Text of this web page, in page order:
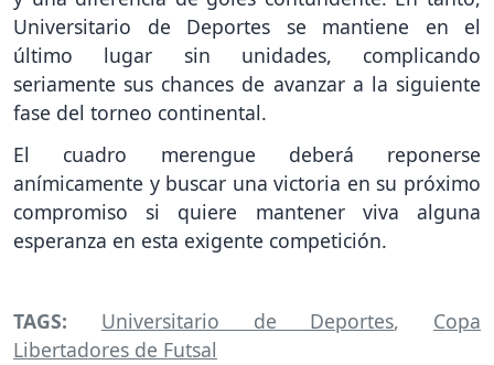
Universitario de Deportes se mantiene en el
último lugar sin unidades, complicando
seriamente sus chances de avanzar a la siguiente
fase del torneo continental.
El cuadro merengue deberá reponerse
anímicamente y buscar una victoria en su próximo
compromiso si quiere mantener viva alguna
esperanza en esta exigente competición.
TAGS: Universitario de Deportes, Copa
Libertadores de Futsal